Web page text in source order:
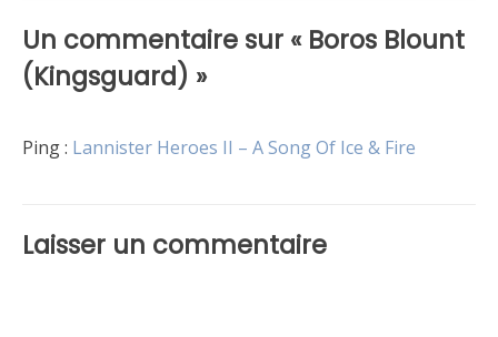
classé
Version
US
de
l’article
Un commentaire sur « Boros Blount
(Kingsguard) »
Ping : Lannister Heroes II – A Song Of Ice & Fire
Laisser un commentaire